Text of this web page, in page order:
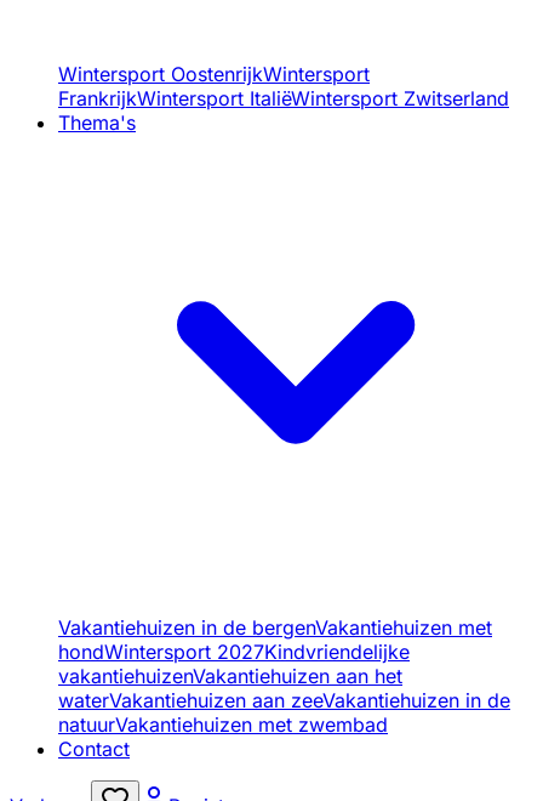
Wintersport OostenrijkWintersport
FrankrijkWintersport ItaliëWintersport Zwitserland
Thema's
Vakantiehuizen in de bergenVakantiehuizen met
hondWintersport 2027Kindvriendelijke
vakantiehuizenVakantiehuizen aan het
waterVakantiehuizen aan zeeVakantiehuizen in de
natuurVakantiehuizen met zwembad
Contact